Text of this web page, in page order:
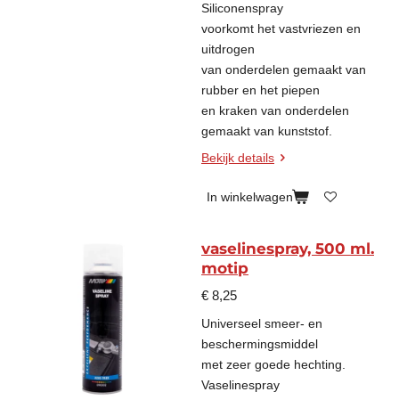
Siliconenspray
voorkomt het vastvriezen en
uitdrogen
van onderdelen gemaakt van
rubber en het piepen
en kraken van onderdelen
gemaakt van kunststof.
Bekijk details
In winkelwagen
vaselinespray, 500 ml.
motip
€ 8,25
Universeel smeer- en
beschermingsmiddel
met zeer goede hechting.
Vaselinespray